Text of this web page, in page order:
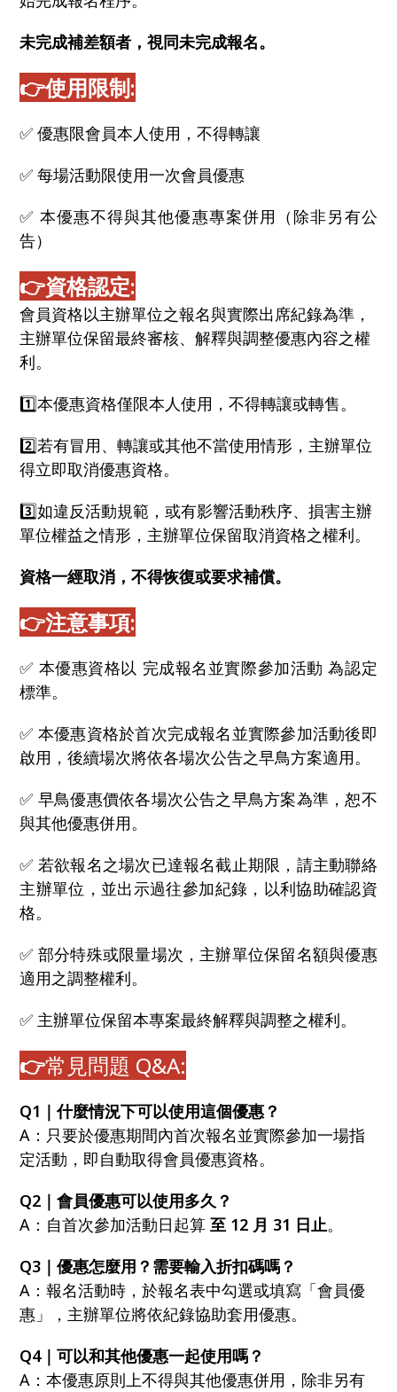
未完成補差額者，視同未完成報名。
👉使用限制:
✅ 優惠限會員本人使用，不得轉讓
✅ 每場活動限使用一次會員優惠
✅ 本優惠不得與其他優惠專案併用（除非另有公
告）
👉資格認定:
會員資格以主辦單位之報名與實際出席紀錄為準，
主辦單位保留最終審核、解釋與調整優惠內容之權
利。
1️⃣本優惠資格僅限本人使用，不得轉讓或轉售。
2️⃣若有冒用、轉讓或其他不當使用情形，主辦單位
得立即取消優惠資格。
3️⃣如違反活動規範，或有影響活動秩序、損害主辦
單位權益之情形，主辦單位保留取消資格之權利。
資格一經取消，不得恢復或要求補償。
👉注意事項:
✅ 本優惠資格以 完成報名並實際參加活動 為認定
標準。
✅ 本優惠資格於首次完成報名並實際參加活動後即
啟用，後續場次將依各場次公告之早鳥方案適用。
✅ 早鳥優惠價依各場次公告之早鳥方案為準，恕不
與其他優惠併用。
✅ 若欲報名之場次已達報名截止期限，請主動聯絡
主辦單位，並出示過往參加紀錄，以利協助確認資
格。
✅ 部分特殊或限量場次，主辦單位保留名額與優惠
適用之調整權利。
✅ 主辦單位保留本專案最終解釋與調整之權利。
👉常見問題 Q&A:
Q1｜什麼情況下可以使用這個優惠？
A：只要於優惠期間內首次報名並實際參加一場指
定活動，即自動取得會員優惠資格。
Q2｜會員優惠可以使用多久？
A：自首次參加活動日起算至 12 月 31 日止。
Q3｜優惠怎麼用？需要輸入折扣碼嗎？
A：報名活動時，於報名表中勾選或填寫「會員優
惠」，主辦單位將依紀錄協助套用優惠。
Q4｜可以和其他優惠一起使用嗎？
A：本優惠原則上不得與其他優惠併用，除非另有